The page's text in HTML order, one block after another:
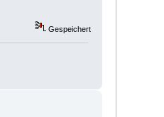
Gespeichert